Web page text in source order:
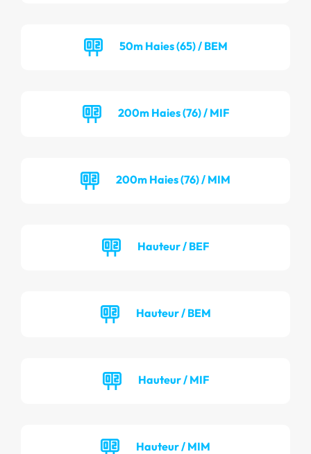
50m Haies (65) / BEM
200m Haies (76) / MIF
200m Haies (76) / MIM
Hauteur / BEF
Hauteur / BEM
Hauteur / MIF
Hauteur / MIM